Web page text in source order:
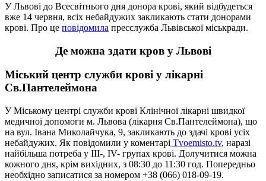
У Львові до Всесвітнього дня донора крові, який відбудеться
вже 14 червня, всіх небайдужих закликають стати донорами
крові. Про це повідомила пресслужба Львівської міськради.
Де можна здати кров у Львові
Міський центр служби крові у лікарні
Св.Пантелеймона
У Міському центрі служби крові Клінічної лікарні швидкої
медичної допомоги м. Львова (лікарня Св.Пантелеймона), що
на вул. Івана Миколайчука, 9, закликають до здачі крові усіх
небайдужих. Як повідомили у коментарі Tvoemisto.tv, наразі
найбільша потреба у ІІІ-, ІV- групах крові. Долучитися можна
кожного дня, крім вихідних, з 08:30 до 11:30 год. Попередньо
необхідно записатися за номером +38 (066) 018-09-19.